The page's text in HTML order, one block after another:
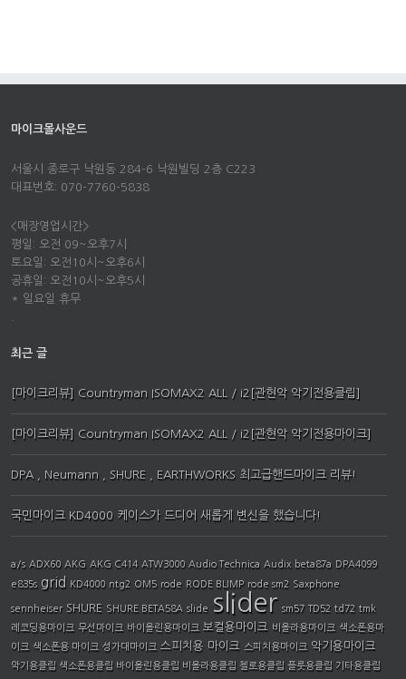
마이크몰사운드
서울시 종로구 낙원동 284-6 낙원빌딩 2층 C223
대표번호: 070-7760-5838
<매장영업시간>
평일: 오전 09~오후7시
토요일: 오전10시~오후6시
공휴일: 오전10시~오후5시
* 일요일 휴무
최근 글
[마이크리뷰] Countryman ISOMAX2 ALL / i2[관현악 악기전용클립]
[마이크리뷰] Countryman ISOMAX2 ALL / i2[관현악 악기전용마이크]
DPA , Neumann , SHURE , EARTHWORKS 최고급핸드마이크 리뷰!
국민마이크 KD4000 케이스가 드디어 새롭게 변신을 했습니다!
a/s ADX60 AKG AKG C414 ATW3000 Audio Technica Audix beta87a DPA4099
e835s grid KD4000 ntg2 OM5 rode RODE BLIMP rode sm2 Saxphone
sennheiser SHURE SHURE BETA58A slide slider sm57 TD52 td72 tmk
레코딩용마이크 무선마이크 바이올린용마이크 보컬용마이크 비올라용마이크 색소폰용마
이크 색소폰용 마이크 성가대마이크 스피치용 마이크 스피치용마이크 악기용마이크
악기용클립 색소폰용클립 바이올린용클립 비올라용클립 첼로용클립 플룻용클립 기타용클립